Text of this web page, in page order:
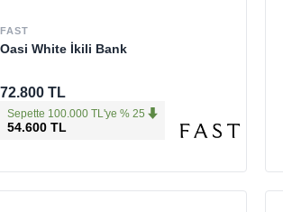
FAST
Oasi White İkili Bank
72.800 TL
Sepette 100.000 TL'ye % 25
54.600 TL